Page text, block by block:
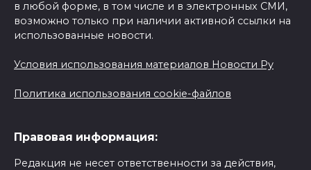
в любой форме, в том числе и в электронных СМИ,
возможно только при наличии активной ссылки на
использованные новости.
Условия использования материалов Новости Ру
Политика использования cookie-файлов
Правовая информация:
Редакция не несет ответственности за действия,